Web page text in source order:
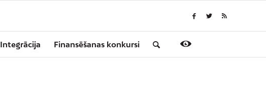
Integrācija Finansēšanas konkursi